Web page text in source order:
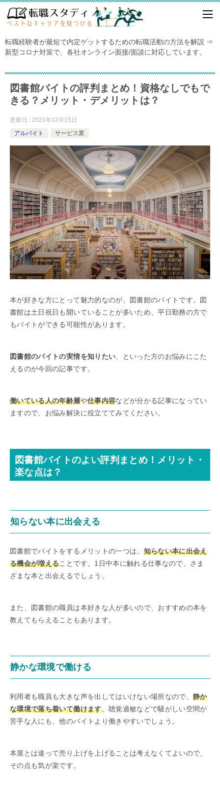
転職経験者が最短で内定ゲットするための転職活動の方法を解説 ⇒
新型コロナ対策で、各社オンライン面接/面談に対応しています。
図書館バイトの評判まとめ！資格なしでもで
きる？メリット・デメリットは？
更新日 : 2021年12月15日
アルバイト
サービス業
本が好きな方にとって魅力的なのが、図書館のバイトです。図
書館は土日祝日も開いていることが多いため、平日勤務の方で
もバイトができる可能性があります。
図書館のバイトの実情を知りたい 、といった方のお悩みにこた
えるのが今回の記事です。
働いている人の年齢層や仕事内容などが分かる記事になってい
ますので、お悩み解決に役立ててみてください。
図書館バイトのよい評判まとめ！メリット・
楽な点は？
知らない本に出会える
図書館でバイトをするメリットの一つは、 知らない本に出会え
る機会が増えることです。1日中本に触れる仕事なので、さま
ざまな本と出会えるでしょう。
また、図書館の職員は本好きな人が多いので、おすすめの本を
教えてもらえることもあります。
静かな環境で働ける
利用者も職員も大きな声を出してはいけない場所なので、静か
な環境で落ち着いて働けます。聴覚過敏などで騒がしい空間が
苦手な人にも、他のバイトより働きやすいでしょう。
本屋とは違って売り上げを上げることは考えなくてよいので、
その点も気が楽です。